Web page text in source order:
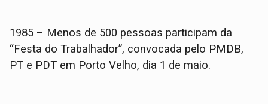
1985 – Menos de 500 pessoas participam da
“Festa do Trabalhador”, convocada pelo PMDB,
PT e PDT em Porto Velho, dia 1 de maio.